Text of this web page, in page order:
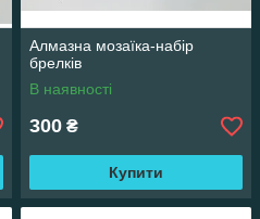
Алмазна мозаїка-набір
брелків
В наявності
300 ₴
Купити